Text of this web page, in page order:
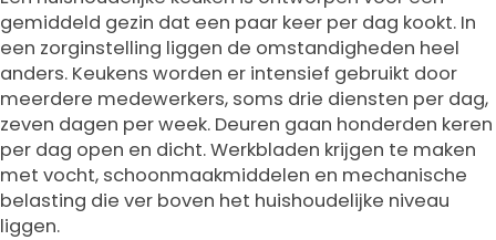
gemiddeld gezin dat een paar keer per dag kookt. In
een zorginstelling liggen de omstandigheden heel
anders. Keukens worden er intensief gebruikt door
meerdere medewerkers, soms drie diensten per dag,
zeven dagen per week. Deuren gaan honderden keren
per dag open en dicht. Werkbladen krijgen te maken
met vocht, schoonmaakmiddelen en mechanische
belasting die ver boven het huishoudelijke niveau
liggen.